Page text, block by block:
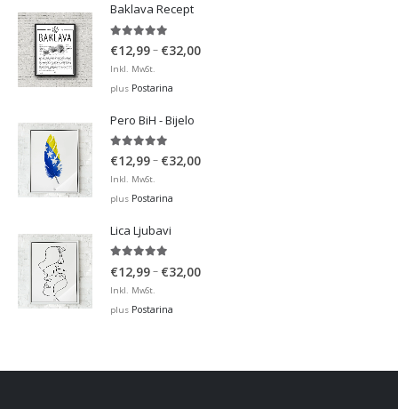
Baklava Recept
€12,99– €32,00Price
Inkl. MwSt.
plus Postarina
Pero BiH - Bijelo
5.00out of 5
€12,99– €32,00Price
Inkl. MwSt.
plus Postarina
Lica Ljubavi
€12,99– €32,00Price
Inkl. MwSt.
plus Postarina